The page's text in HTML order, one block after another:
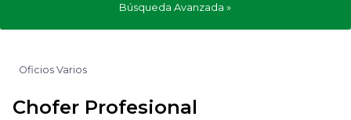
Búsqueda Avanzada
Oficios Varios
Chofer Profesional